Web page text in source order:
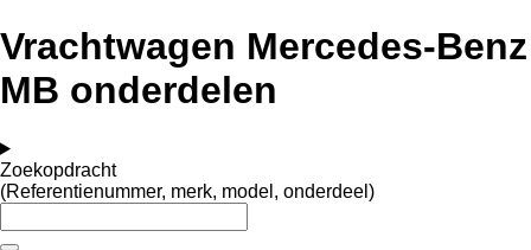
Vrachtwagen Mercedes-Benz
MB onderdelen
Zoekopdracht
(Referentienummer, merk, model, onderdeel)